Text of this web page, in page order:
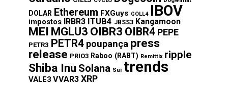
DOLAR Ethereum FXGuys GOLL4 IBOV
impostos IRBR3 ITUB4 JBSS3 Kangamoon
MEI MGLU3 OIBR3 OIBR4 PEPE
PETR3 PETR4 poupança press
release PRIO3 Raboo (RABT) Remittix ripple
Shiba Inu Solana Sui trends
VALE3 VVAR3 XRP